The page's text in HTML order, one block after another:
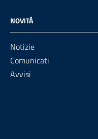
NOVITÀ
Notizie
Comunicati
Avvisi